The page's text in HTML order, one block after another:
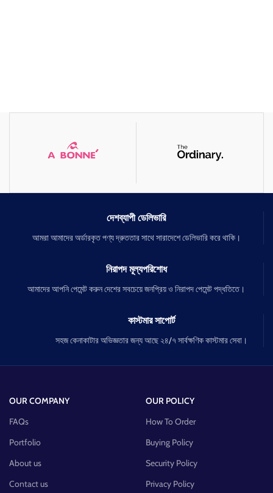
দেশব্যাপী ডেলিভারি
আমরা আমাদের অর্ডারকৃত পণ্য দ্রুততার সাথে সারাদেশে ডেলিভারি করে থাকি।
নিরাপদ মূল্যপরিশোধ
আমাদের আপনি পেমেন্ট করুন দেশের সবচেয়ে জনপ্রিয় ও নিরাপদ পেমেন্ট পদ্ধতিতে।
কাস্টমার সাপোর্ট
সহজ কেনাকাটার অভিজ্ঞতার জন্য আছে ২৪/৭ সার্বক্ষণিক কাস্টমার সেবা।
OUR COMPANY
FAQs
Portfolio
About us
Contact us
OUR POLICY
How To Order
Buying Policy
Security Policy
Privacy Policy